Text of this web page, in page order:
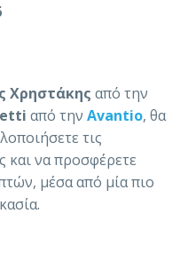
Χρηστάκης από την
από την Avantio, θα
τις
και να προσφέρετε
μέσα από μία πιο